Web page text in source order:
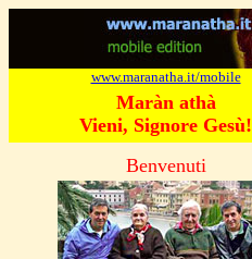
www.maranatha.it/mobile
Maràn athà
Vieni, Signore Gesù!
Benvenuti